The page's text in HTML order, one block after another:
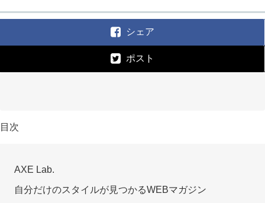
シェア
ポスト
目次
AXE Lab.
自分だけのスタイルが見つかるWEBマガジン